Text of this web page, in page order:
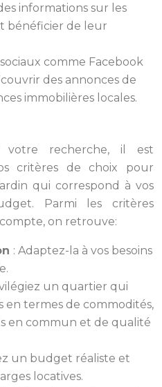
informations sur les
bénéficier de leur
comme Facebook
des annonces de
immobilières locales.
votre recherche, il est
critères de choix pour
qui correspond à vos
Parmi les critères
on retrouve:
: Adaptez-la à vos besoins
un quartier qui
en termes de commodités,
en commun et de qualité
un budget réaliste et
locatives.